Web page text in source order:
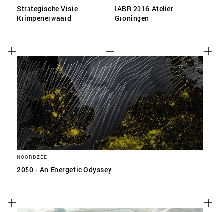
Strategische Visie
Krimpenerwaard
IABR 2016 Atelier
Groningen
NOORDZEE
2050 - An Energetic Odyssey